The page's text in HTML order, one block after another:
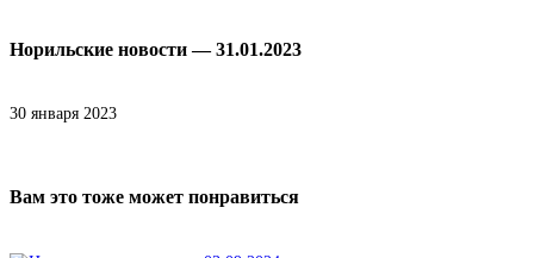
Норильские новости — 31.01.2023
30 января 2023
Вам это тоже может понравиться